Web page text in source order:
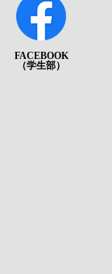
FACEBOOK
（学生部）